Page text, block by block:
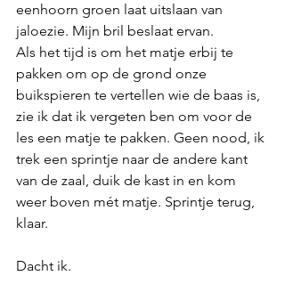
eenhoorn groen laat uitslaan van
jaloezie. Mijn bril beslaat ervan.
Als het tijd is om het matje erbij te
pakken om op de grond onze
buikspieren te vertellen wie de baas is,
zie ik dat ik vergeten ben om voor de
les een matje te pakken. Geen nood, ik
trek een sprintje naar de andere kant
van de zaal, duik de kast in en kom
weer boven mét matje. Sprintje terug,
klaar.
Dacht ik.